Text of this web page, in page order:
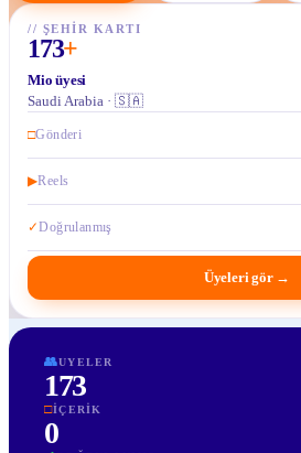
// ŞEHIR KARTI
173+
Mio üyesi
Saudi Arabia · 🇸🇦
□Gönderi
▶Reels
✓Doğrulanmış
Üyeleri gör →
👥UYELER
173
□İÇERIK
0